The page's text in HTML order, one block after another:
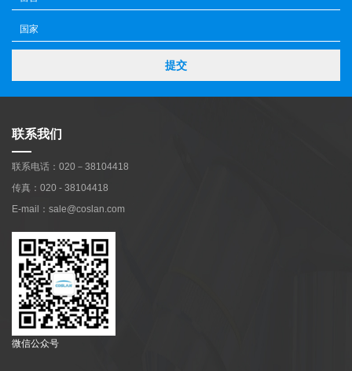
提交
联系我们
联系电话：020－38104418
传真：020 - 38104418
E-mail：sale@coslan.com
微信公众号